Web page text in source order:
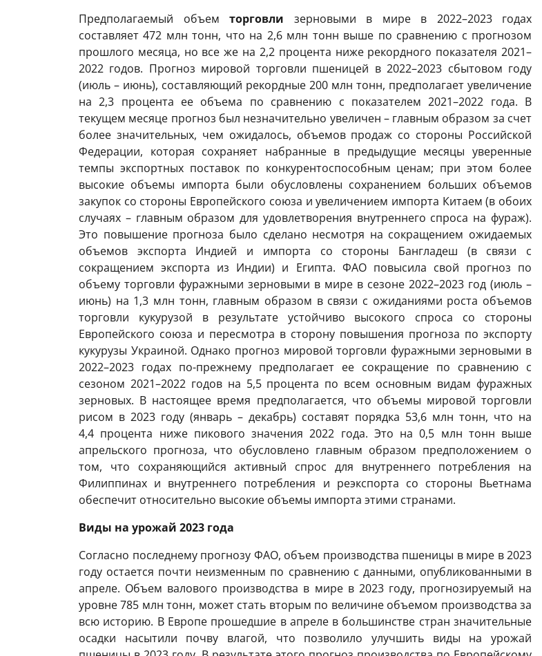
Предполагаемый объем торговли зерновыми в мире в 2022–2023 годах
составляет 472 млн тонн, что на 2,6 млн тонн выше по сравнению с прогнозом
прошлого месяца, но все же на 2,2 процента ниже рекордного показателя 2021–
2022 годов. Прогноз мировой торговли пшеницей в 2022–2023 сбытовом году
(июль – июнь), составляющий рекордные 200 млн тонн, предполагает увеличение
на 2,3 процента ее объема по сравнению с показателем 2021–2022 года. В
текущем месяце прогноз был незначительно увеличен – главным образом за счет
более значительных, чем ожидалось, объемов продаж со стороны Российской
Федерации, которая сохраняет набранные в предыдущие месяцы уверенные
темпы экспортных поставок по конкурентоспособным ценам; при этом более
высокие объемы импорта были обусловлены сохранением больших объемов
закупок со стороны Европейского союза и увеличением импорта Китаем (в обоих
случаях – главным образом для удовлетворения внутреннего спроса на фураж).
Это повышение прогноза было сделано несмотря на сокращением ожидаемых
объемов экспорта Индией и импорта со стороны Бангладеш (в связи с
сокращением экспорта из Индии) и Египта. ФАО повысила свой прогноз по
объему торговли фуражными зерновыми в мире в сезоне 2022–2023 год (июль –
июнь) на 1,3 млн тонн, главным образом в связи с ожиданиями роста объемов
торговли кукурузой в результате устойчиво высокого спроса со стороны
Европейского союза и пересмотра в сторону повышения прогноза по экспорту
кукурузы Украиной. Однако прогноз мировой торговли фуражными зерновыми в
2022–2023 годах по-прежнему предполагает ее сокращение по сравнению с
сезоном 2021–2022 годов на 5,5 процента по всем основным видам фуражных
зерновых. В настоящее время предполагается, что объемы мировой торговли
рисом в 2023 году (январь – декабрь) составят порядка 53,6 млн тонн, что на
4,4 процента ниже пикового значения 2022 года. Это на 0,5 млн тонн выше
апрельского прогноза, что обусловлено главным образом предположением о
том, что cохраняющийся активный спрос для внутреннего потребления на
Филиппинах и внутреннего потребления и реэкспорта со стороны Вьетнама
обеспечит относительно высокие объемы импорта этими странами.
Виды на урожай 2023 года
Согласно последнему прогнозу ФАО, объем производства пшеницы в мире в 2023
году остается почти неизменным по сравнению с данными, опубликованными в
апреле. Объем валового производства в мире в 2023 году, прогнозируемый на
уровне 785 млн тонн, может стать вторым по величине объемом производства за
всю историю. В Европе прошедшие в апреле в большинстве стран значительные
осадки насытили почву влагой, что позволило улучшить виды на урожай